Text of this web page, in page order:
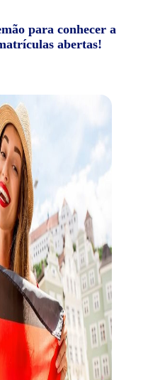
para conhecer a
abertas!